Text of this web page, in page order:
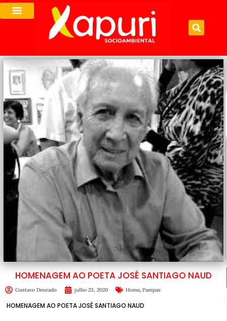
HOMENAGEM AO POETA JOSÉ SANTIAGO NAUD
Gustavo Dourado julho 23, 2020 Home, Pampas
HOMENAGEM AO POETA JOSÉ SANTIAGO NAUD